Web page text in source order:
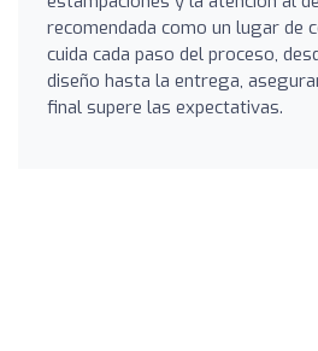
recomendada como un lugar de
cuida cada paso del proceso,
diseño hasta la entrega,
final supere las expectativas.